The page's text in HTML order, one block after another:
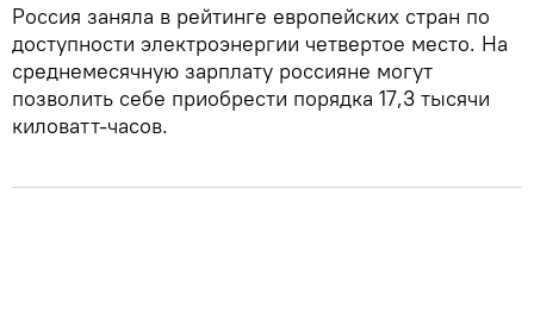
Россия заняла в рейтинге европейских стран по
доступности электроэнергии четвертое место. На
среднемесячную зарплату россияне могут
позволить себе приобрести порядка 17,3 тысячи
киловатт-часов.